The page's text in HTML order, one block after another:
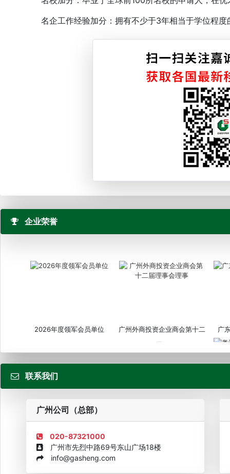
名企工作经验加分：拥有不少于3年相当于学位程度
企业荣誉
2026年度领军会员单位
广州外商投资企业商会第十二
届...
广
联系我们
广州公司（总部）
020-87321000
广州市先烈中路69号东山广场18楼
info@gasheng.com